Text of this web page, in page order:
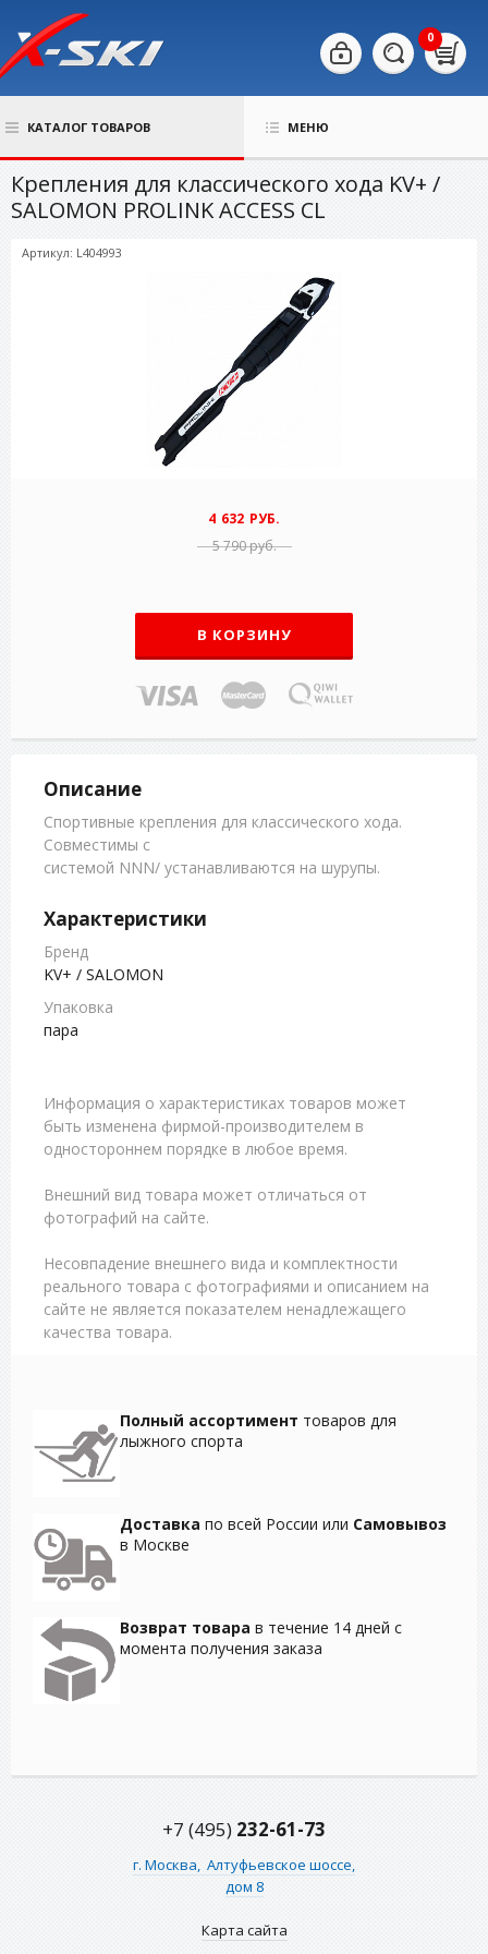
0
КАТАЛОГ ТОВАРОВ МЕНЮ
Крепления для классического хода KV+ /
SALOMON PROLINK ACCESS CL
Артикул: L404993
4 632 РУБ.
5 790 руб.
В КОРЗИНУ
Описание
Спортивные крепления для классического хода.
Совместимы с
системой NNN/ устанавливаются на шурупы.
Характеристики
Бренд
KV+ / SALOMON
Упаковка
пара
Информация о характеристиках товаров может
быть изменена фирмой-производителем в
одностороннем порядке в любое время.
Внешний вид товара может отличаться от
фотографий на сайте.
Несовпадение внешнего вида и комплектности
реального товара с фотографиями и описанием на
сайте не является показателем ненадлежащего
качества товара.
Полный ассортимент товаров для
лыжного спорта
Доставка по всей России или Самовывоз
в Москве
Возврат товара в течение 14 дней с
момента получения заказа
+7 (495) 232-61-73
г. Москва, Алтуфьевское шоссе,
дом 8
Карта сайта